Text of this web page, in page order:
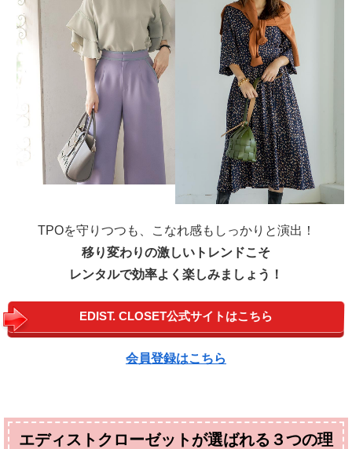
TPOを守りつつも、こなれ感もしっかりと演出！
移り変わりの激しいトレンドこそ
レンタルで効率よく楽しみましょう！
EDIST. CLOSET公式サイトはこちら
会員登録はこちら
エディストクローゼットが選ばれる３つの理